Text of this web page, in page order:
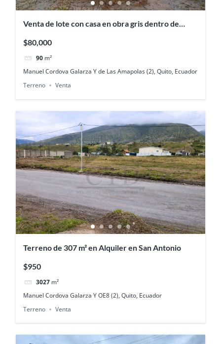
Venta de lote con casa en obra gris dentro de
$80,000
90 m²
Manuel Cordova Galarza Y de Las Amapolas (2), Quito, Ecuador
Terreno
Venta
Terreno de 307 m² en Alquiler en San Antonio
$950
3027 m²
Manuel Cordova Galarza Y OE8 (2), Quito, Ecuador
Terreno
Venta